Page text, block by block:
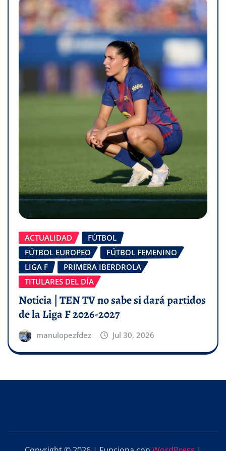
ACTUALIDAD
FÚTBOL
FÚTBOL EUROPEO
FÚTBOL FEMENINO
LIGA F
PRIMERA IBERDROLA
TITULARES DEL DÍA
Noticia | TEN TV no sabe si dará partidos
de la Liga F 2026-2027
manulopezfdez Jul 30, 2026